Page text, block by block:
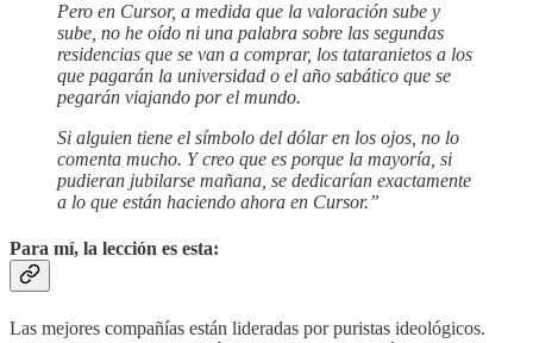
Pero en Cursor, a medida que la valoración sube y
sube, no he oído ni una palabra sobre las segundas
residencias que se van a comprar, los tataranietos a los
que pagarán la universidad o el año sabático que se
pegarán viajando por el mundo.
Si alguien tiene el símbolo del dólar en los ojos, no lo
comenta mucho. Y creo que es porque la mayoría, si
pudieran jubilarse mañana, se dedicarían exactamente
a lo que están haciendo ahora en Cursor.”
Para mí, la lección es esta:
Las mejores compañías están lideradas por puristas ideológicos.